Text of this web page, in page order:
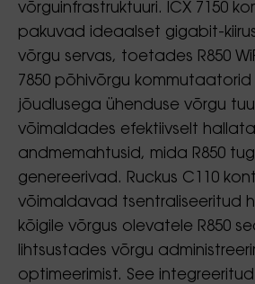
võrguinfrastruktuuri. ICX 7150
pakuvad ideaalset gigabit-
võrgu servas, toetades R850
7850 põhivõrgu
jõudlusega ühenduse võrgu
võimaldades efektiivselt hallata
andmemahtusid, mida R850
genereerivad. Ruckus C110
võimaldavad tsentraliseeritud
kõigile võrgus olevatele R850
lihtsustades võrgu
optimeerimist. See